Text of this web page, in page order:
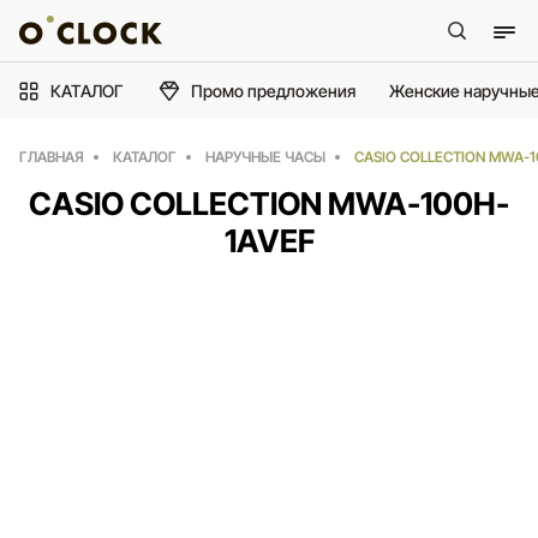
КАТАЛОГ Промо предложения Женские
ГЛАВНАЯ КАТАЛОГ НАРУЧНЫЕ ЧАСЫ CASIO COLLECTION MWA-
CASIO COLLECTION MWA-100H-
1AVEF